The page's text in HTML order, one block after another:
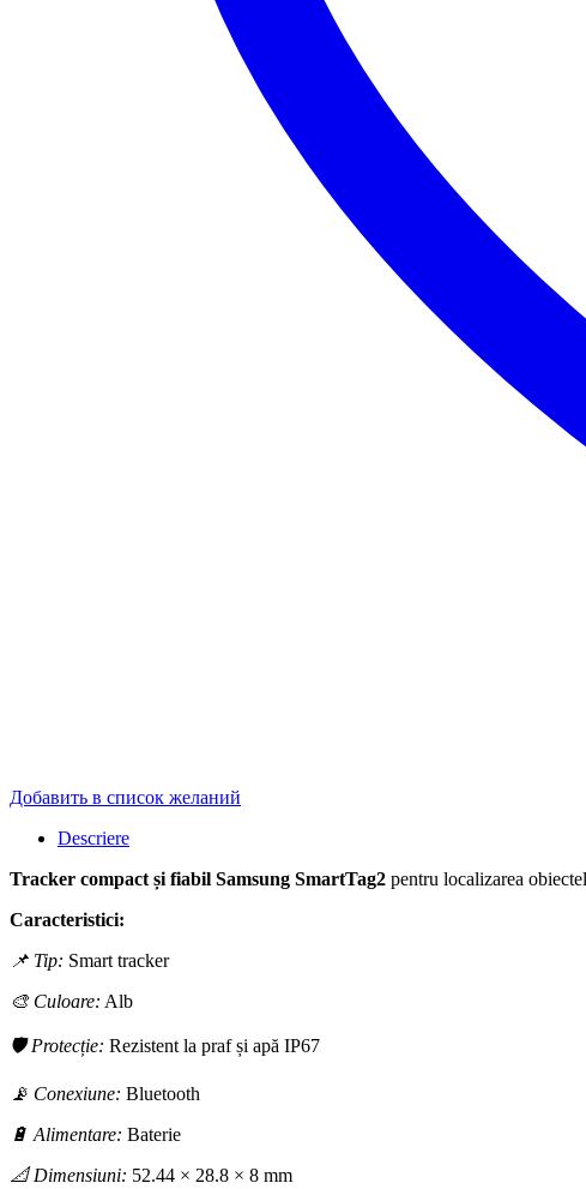
Добавить в список желаний
Descriere
Tracker compact și fiabil Samsung SmartTag2 pentru localizarea
Caracteristici:
📌 Tip: Smart tracker
🎨 Culoare: Alb
🛡 Protecție: Rezistent la praf și apă IP67
📡 Conexiune: Bluetooth
🔋 Alimentare: Baterie
📐 Dimensiuni: 52.44 × 28.8 × 8 mm